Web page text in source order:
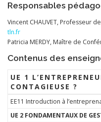
Responsables
Vincent CHAUVET, Professeur
tln.fr
Patricia MERDY, Maître de
Contenus des
UE 1
CONTAGIEUSE ?
EE11 Introduction à
UE 2 FONDAMENTAUX DE